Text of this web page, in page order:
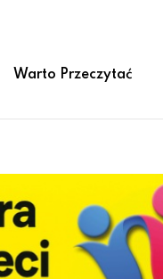
Warto Przeczytać